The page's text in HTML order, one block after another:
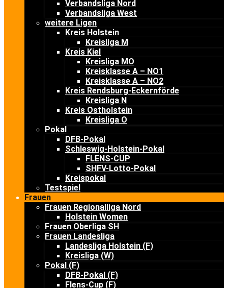
Verbandsliga Nord
Verbandsliga West
weitere Ligen
Kreis Holstein
Kreisliga M
Kreis Kiel
Kreisliga MO
Kreisklasse A – NO1
Kreisklasse A – NO2
Kreis Rendsburg-Eckernförde
Kreisliga N
Kreis Ostholstein
Kreisliga O
Pokal
DFB-Pokal
Schleswig-Holstein-Pokal
FLENS-CUP
SHFV-Lotto-Pokal
Kreispokal
Testspiel
Frauen
Frauen Regionalliga Nord
Holstein Women
Frauen Oberliga SH
Frauen Landesliga
Landesliga Holstein (F)
Kreisliga (W)
Pokal (F)
DFB-Pokal (F)
Flens-Cup (F)